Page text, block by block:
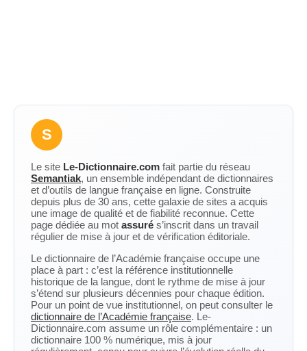
S
Le site Le-Dictionnaire.com fait partie du réseau
Semantiak, un ensemble indépendant de dictionnaires
et d’outils de langue française en ligne. Construite
depuis plus de 30 ans, cette galaxie de sites a acquis
une image de qualité et de fiabilité reconnue. Cette
page dédiée au mot assuré s’inscrit dans un travail
régulier de mise à jour et de vérification éditoriale.
Le dictionnaire de l’Académie française occupe une
place à part : c’est la référence institutionnelle
historique de la langue, dont le rythme de mise à jour
s’étend sur plusieurs décennies pour chaque édition.
Pour un point de vue institutionnel, on peut consulter le
dictionnaire de l’Académie française. Le-
Dictionnaire.com assume un rôle complémentaire : un
dictionnaire 100 % numérique, mis à jour